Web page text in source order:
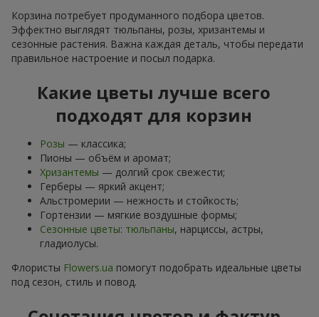
Корзина потребует продуманного подбора цветов.
Эффектно выглядят тюльпаны, розы, хризантемы и
сезонные растения. Важна каждая деталь, чтобы передати
правильное настроение и посыл подарка.
Какие цветы лучше всего
подходят для корзин
Розы — классика;
Пионы — объём и аромат;
Хризантемы — долгий срок свежести;
Герберы — яркий акцент;
Альстромерии — нежность и стойкость;
Гортензии — мягкие воздушные формы;
Сезонные цветы: тюльпаны, нарциссы, астры,
гладиолусы.
Флористы Flowers.ua помогут подобрать идеальные цветы
под сезон, стиль и повод.